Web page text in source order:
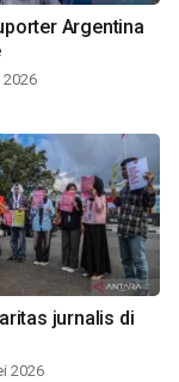
Argentina
2026
jurnalis di
2026